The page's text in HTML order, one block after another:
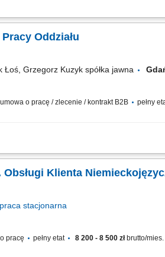
leading companies build stronger
Oddziału
Grzegorz Kuzyk spółka jawna
umowa o pracę / zlecenie / kontrakt B2B pełny
bieżącej pracy oddziału. Wsparcie w
Klienta
praca stacjonarna
pracę pełny etat 8 200 - 8 500 złbrutto/mies.